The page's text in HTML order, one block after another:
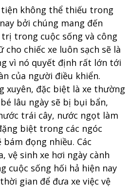
không thể thiếu trong
bởi chúng mang đến
trong cuộc sống và công
cho chiếc xe luôn sạch sẽ là
vì nó quyết định rất lớn tới
của người điều khiển.
xuyên, đặc biệt là xe thường
lâu ngày sẽ bị bụi bẩn,
trái cây, nước ngọt làm
biệt trong các ngóc
đọng nhiều. Các
vệ sinh xe hơi ngày cành
cuộc sống hối hả hiện nay
gian để đưa xe việc vệ